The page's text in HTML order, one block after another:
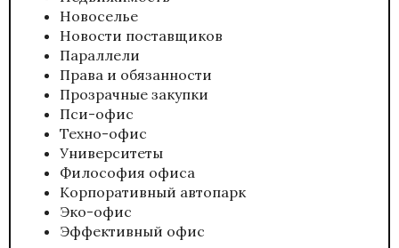
Новоселье
Новости поставщиков
Параллели
Права и обязанности
Прозрачные закупки
Пси-офис
Техно-офис
Университеты
Философия офиса
Корпоративный автопарк
Эко-офис
Эффективный офис